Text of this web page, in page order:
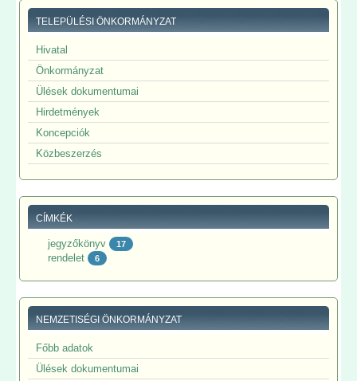
TELEPÜLÉSI ÖNKORMÁNYZAT
Hivatal
Önkormányzat
Ülések dokumentumai
Hirdetmények
Koncepciók
Közbeszerzés
CÍMKÉK
jegyzőkönyv 17
rendelet 6
NEMZETISÉGI ÖNKORMÁNYZAT
Főbb adatok
Ülések dokumentumai